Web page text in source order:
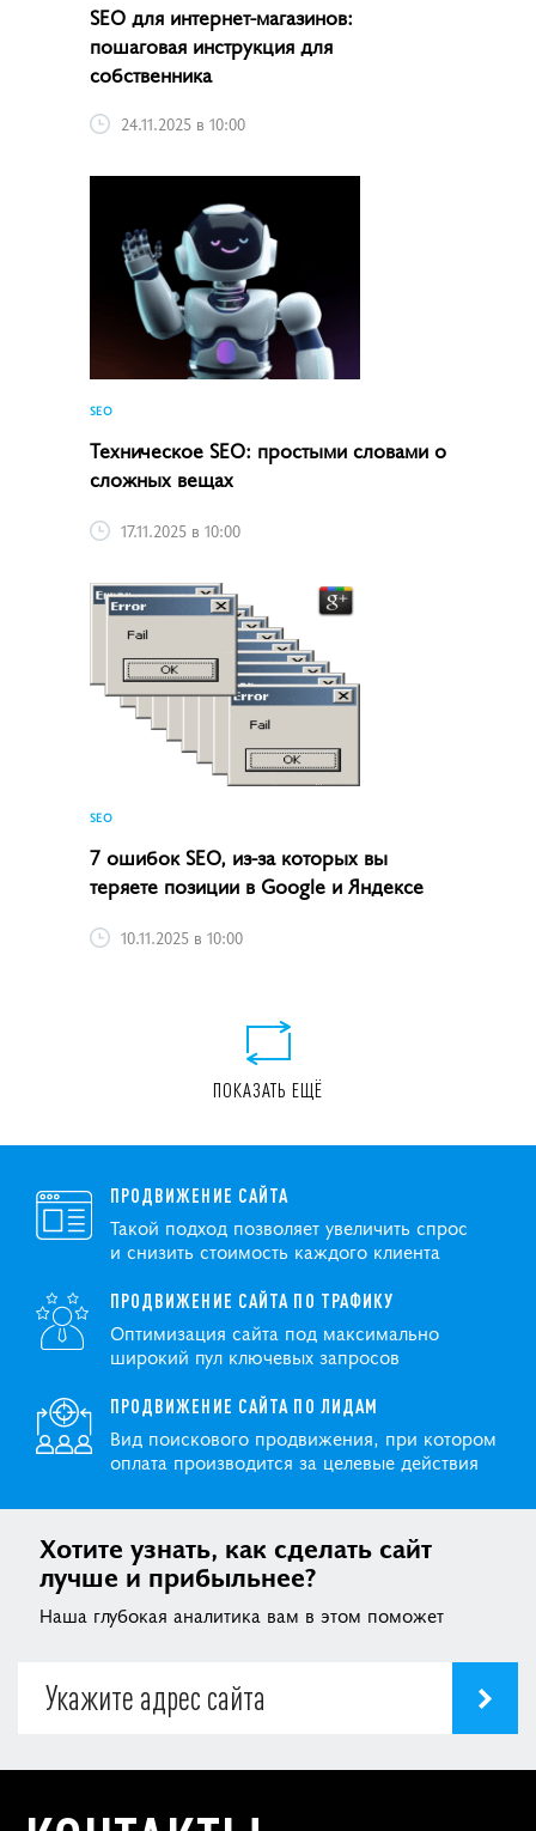
SEO для интернет-магазинов:
пошаговая инструкция для
собственника
24.11.2025 в 10:00
SEO
Техническое SEO: простыми словами о
сложных вещах
17.11.2025 в 10:00
SEO
7 ошибок SEO, из-за которых вы
теряете позиции в Google и Яндексе
10.11.2025 в 10:00
ПОКАЗАТЬ ЕЩЁ
ПРОДВИЖЕНИЕ САЙТА
Такой подход позволяет увеличить спрос
и снизить стоимость каждого клиента
ПРОДВИЖЕНИЕ САЙТА ПО ТРАФИКУ
Оптимизация сайта под максимально
широкий пул ключевых запросов
ПРОДВИЖЕНИЕ САЙТА ПО ЛИДАМ
Вид поискового продвижения, при котором
оплата производится за целевые действия
Хотите узнать, как сделать сайт
лучше и прибыльнее?
Наша глубокая аналитика вам в этом поможет